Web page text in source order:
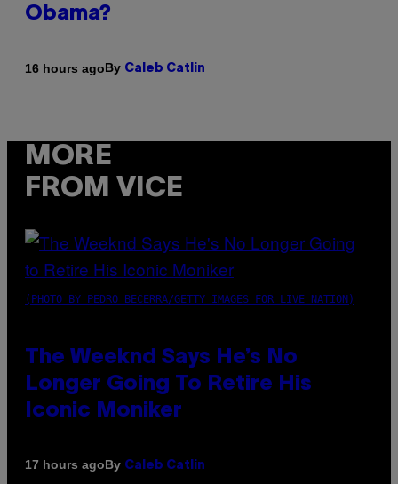
Obama?
16 hours agoBy Caleb Catlin
MORE
FROM VICE
(PHOTO BY PEDRO BECERRA/GETTY IMAGES FOR LIVE NATION)
The Weeknd Says He’s No
Longer Going To Retire His
Iconic Moniker
17 hours agoBy Caleb Catlin